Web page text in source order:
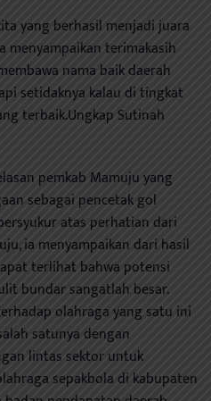
yang berhasil menjadi juara
menyampaikan terimakasih
nama baik daerah
setidaknya kalau di tingkat
terbaik.Ungkap Sutinah
pemkab Mamuju yang
sebagai pencetak gol
atas perhatian dari
ia menyampaikan dari hasil
terlihat bahwa potensi
bundar sangatlah besar.
olahraga yang satu ini
satunya dengan
lintas sektor untuk
sepakbola di kabupaten